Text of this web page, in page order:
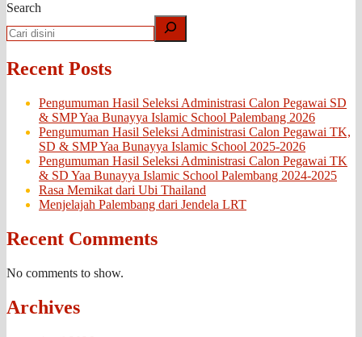
Search
Recent Posts
Pengumuman Hasil Seleksi Administrasi Calon Pegawai SD
& SMP Yaa Bunayya Islamic School Palembang 2026
Pengumuman Hasil Seleksi Administrasi Calon Pegawai TK,
SD & SMP Yaa Bunayya Islamic School 2025-2026
Pengumuman Hasil Seleksi Administrasi Calon Pegawai TK
& SD Yaa Bunayya Islamic School Palembang 2024-2025
Rasa Memikat dari Ubi Thailand
Menjelajah Palembang dari Jendela LRT
Recent Comments
No comments to show.
Archives